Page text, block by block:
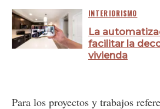
INTERIORISMO
La
facilitar la
vivienda
Para los proyectos y trabajos